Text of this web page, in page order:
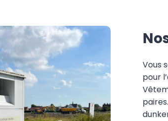
Vous
pour